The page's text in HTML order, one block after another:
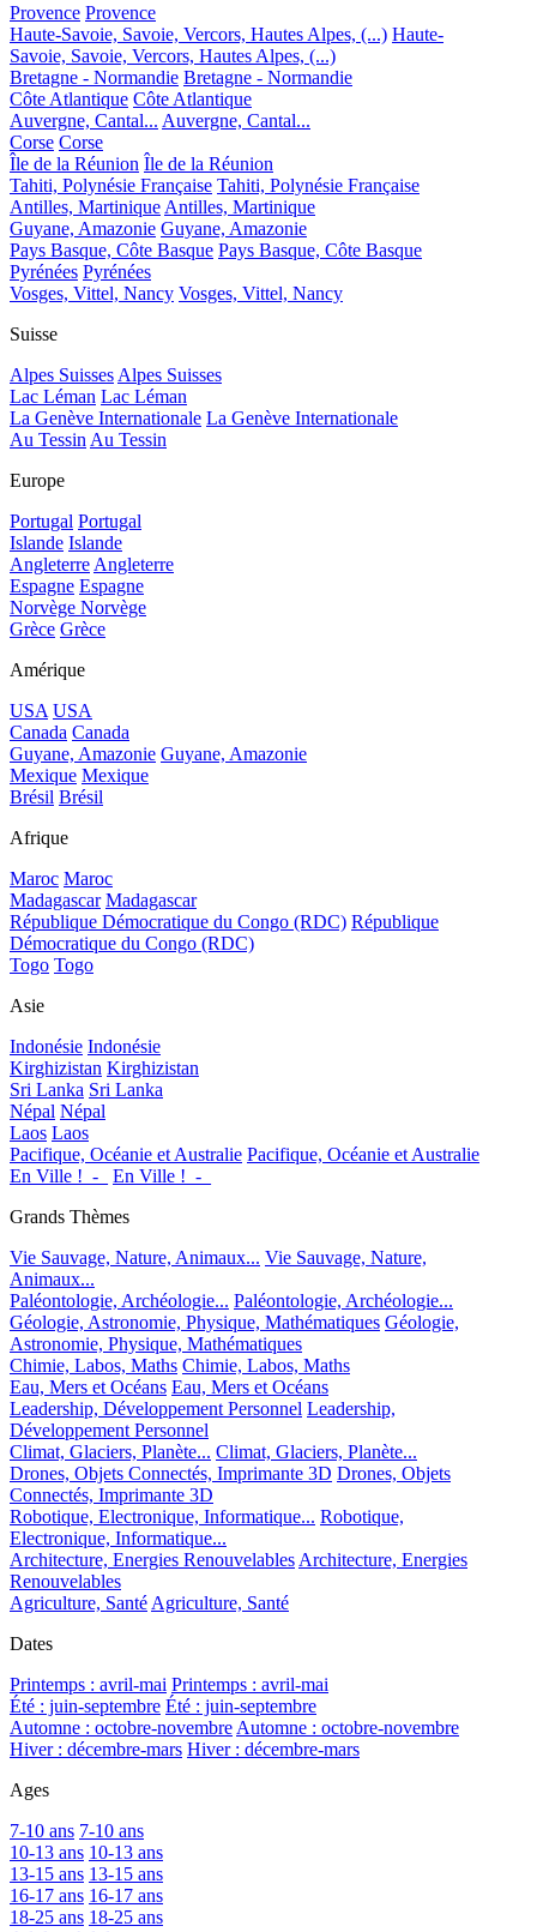
Provence Provence
Haute-Savoie, Savoie, Vercors, Hautes Alpes, (...) Haute-
Savoie, Savoie, Vercors, Hautes Alpes, (...)
Bretagne - Normandie Bretagne - Normandie
Côte Atlantique Côte Atlantique
Auvergne, Cantal... Auvergne, Cantal...
Corse Corse
Île de la Réunion Île de la Réunion
Tahiti, Polynésie Française Tahiti, Polynésie Française
Antilles, Martinique Antilles, Martinique
Guyane, Amazonie Guyane, Amazonie
Pays Basque, Côte Basque Pays Basque, Côte Basque
Pyrénées Pyrénées
Vosges, Vittel, Nancy Vosges, Vittel, Nancy
Suisse
Alpes Suisses Alpes Suisses
Lac Léman Lac Léman
La Genève Internationale La Genève Internationale
Au Tessin Au Tessin
Europe
Portugal Portugal
Islande Islande
Angleterre Angleterre
Espagne Espagne
Norvège Norvège
Grèce Grèce
Amérique
USA USA
Canada Canada
Guyane, Amazonie Guyane, Amazonie
Mexique Mexique
Brésil Brésil
Afrique
Maroc Maroc
Madagascar Madagascar
République Démocratique du Congo (RDC) République
Démocratique du Congo (RDC)
Togo Togo
Asie
Indonésie Indonésie
Kirghizistan Kirghizistan
Sri Lanka Sri Lanka
Népal Népal
Laos Laos
Pacifique, Océanie et Australie Pacifique, Océanie et Australie
En Ville !_-_
En Ville !_-_
Grands Thèmes
Vie Sauvage, Nature, Animaux... Vie Sauvage, Nature,
Animaux...
Paléontologie, Archéologie... Paléontologie, Archéologie...
Géologie, Astronomie, Physique, Mathématiques Géologie,
Astronomie, Physique, Mathématiques
Chimie, Labos, Maths Chimie, Labos, Maths
Eau, Mers et Océans Eau, Mers et Océans
Leadership, Développement Personnel Leadership,
Développement Personnel
Climat, Glaciers, Planète... Climat, Glaciers, Planète...
Drones, Objets Connectés, Imprimante 3D Drones, Objets
Connectés, Imprimante 3D
Robotique, Electronique, Informatique... Robotique,
Electronique, Informatique...
Architecture, Energies Renouvelables Architecture, Energies
Renouvelables
Agriculture, Santé Agriculture, Santé
Dates
Printemps : avril-mai Printemps : avril-mai
Été : juin-septembre Été : juin-septembre
Automne : octobre-novembre Automne : octobre-novembre
Hiver : décembre-mars Hiver : décembre-mars
Ages
7-10 ans 7-10 ans
10-13 ans 10-13 ans
13-15 ans 13-15 ans
16-17 ans 16-17 ans
18-25 ans 18-25 ans